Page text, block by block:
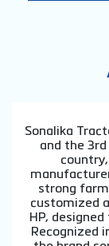
Sonalika
and the
strong
customized
HP,
Recognized